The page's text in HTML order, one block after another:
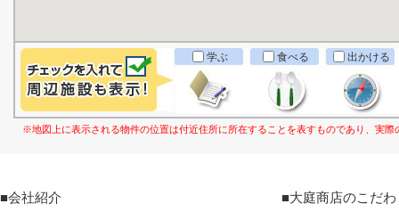
学ぶ 食べる 出かける
※地図上に表示される物件の位置は付近住所に所在することを表すものであり、実
■会社紹介
■大庭商店のこだわ